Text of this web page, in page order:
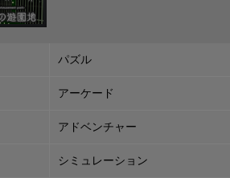
パズル
アーケード
アドベンチャー
シミュレーション